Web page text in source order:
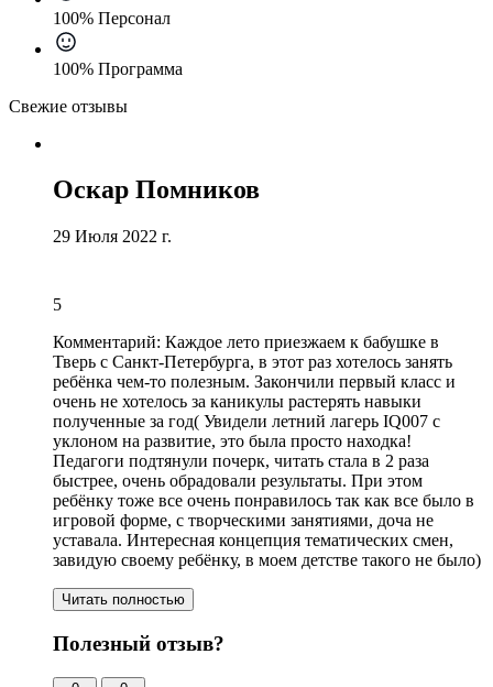
100% Персонал
100% Программа
Свежие отзывы
Оскар Помников
29 Июля 2022 г.
5
Комментарий: Каждое лето приезжаем к бабушке в
Тверь с Санкт-Петербурга, в этот раз хотелось занять
ребёнка чем-то полезным. Закончили первый класс и
очень не хотелось за каникулы растерять навыки
полученные за год( Увидели летний лагерь IQ007 с
уклоном на развитие, это была просто находка!
Педагоги подтянули почерк, читать стала в 2 раза
быстрее, очень обрадовали результаты. При этом
ребёнку тоже все очень понравилось так как все было в
игровой форме, с творческими занятиями, доча не
уставала. Интересная концепция тематических смен,
завидую своему ребёнку, в моем детстве такого не было)
Читать полностью
Полезный отзыв?